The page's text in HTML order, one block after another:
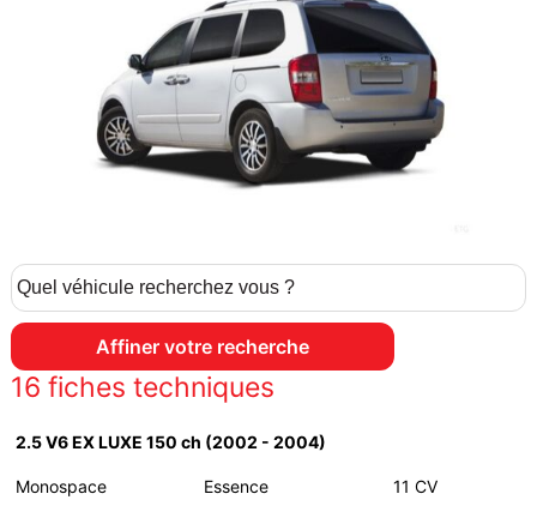
16 fiches techniques
2.5 V6 EX LUXE 150 ch (2002 - 2004)
Monospace Essence 11 CV